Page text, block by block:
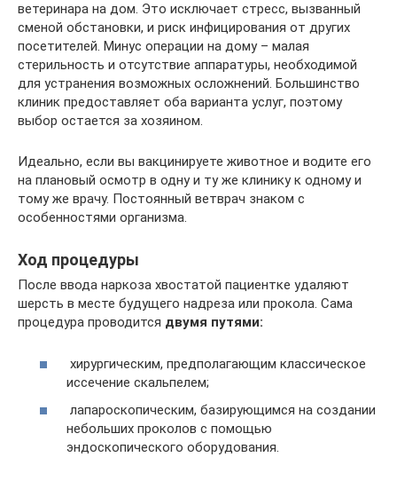
ветеринара на дом. Это исключает стресс, вызванный
сменой обстановки, и риск инфицирования от других
посетителей. Минус операции на дому – малая
стерильность и отсутствие аппаратуры, необходимой
для устранения возможных осложнений. Большинство
клиник предоставляет оба варианта услуг, поэтому
выбор остается за хозяином.
Идеально, если вы вакцинируете животное и водите его
на плановый осмотр в одну и ту же клинику к одному и
тому же врачу. Постоянный ветврач знаком с
особенностями организма.
Ход процедуры
После ввода наркоза хвостатой пациентке удаляют
шерсть в месте будущего надреза или прокола. Сама
процедура проводится двумя путями:
хирургическим, предполагающим классическое
иссечение скальпелем;
лапароскопическим, базирующимся на создании
небольших проколов с помощью
эндоскопического оборудования.